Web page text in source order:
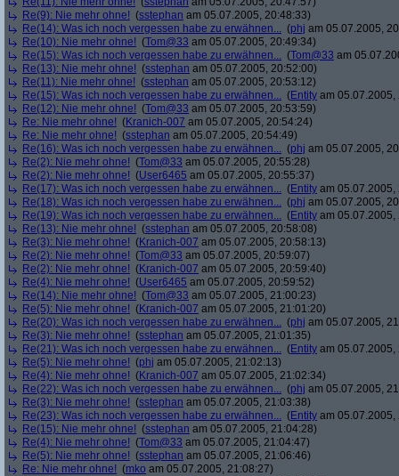
Re(9): Nie mehr ohne! (sstephan am 05.07.2005, 20:48:33)
Re(14): Was ich noch vergessen habe zu erwähnen... (phj am 05.07.2005,
Re(10): Nie mehr ohne! (Tom@33 am 05.07.2005, 20:49:34)
Re(15): Was ich noch vergessen habe zu erwähnen... (Tom@33 am
Re(13): Nie mehr ohne! (sstephan am 05.07.2005, 20:52:00)
Re(11): Nie mehr ohne! (sstephan am 05.07.2005, 20:53:12)
Re(15): Was ich noch vergessen habe zu erwähnen... (Entity am 05.07.2005,
Re(12): Nie mehr ohne! (Tom@33 am 05.07.2005, 20:53:59)
Re: Nie mehr ohne! (Kranich-007 am 05.07.2005, 20:54:24)
Re: Nie mehr ohne! (sstephan am 05.07.2005, 20:54:49)
Re(16): Was ich noch vergessen habe zu erwähnen... (phj am 05.07.2005,
Re(2): Nie mehr ohne! (Tom@33 am 05.07.2005, 20:55:28)
Re(2): Nie mehr ohne! (User6465 am 05.07.2005, 20:55:37)
Re(17): Was ich noch vergessen habe zu erwähnen... (Entity am 05.07.2005,
Re(18): Was ich noch vergessen habe zu erwähnen... (phj am 05.07.2005,
Re(19): Was ich noch vergessen habe zu erwähnen... (Entity am 05.07.2005,
Re(13): Nie mehr ohne! (sstephan am 05.07.2005, 20:58:08)
Re(3): Nie mehr ohne! (Kranich-007 am 05.07.2005, 20:58:13)
Re(2): Nie mehr ohne! (Tom@33 am 05.07.2005, 20:59:07)
Re(2): Nie mehr ohne! (Kranich-007 am 05.07.2005, 20:59:40)
Re(4): Nie mehr ohne! (User6465 am 05.07.2005, 20:59:52)
Re(14): Nie mehr ohne! (Tom@33 am 05.07.2005, 21:00:23)
Re(5): Nie mehr ohne! (Kranich-007 am 05.07.2005, 21:01:20)
Re(20): Was ich noch vergessen habe zu erwähnen... (phj am 05.07.2005,
Re(3): Nie mehr ohne! (sstephan am 05.07.2005, 21:01:35)
Re(21): Was ich noch vergessen habe zu erwähnen... (Entity am 05.07.2005,
Re(5): Nie mehr ohne! (phj am 05.07.2005, 21:02:13)
Re(4): Nie mehr ohne! (Kranich-007 am 05.07.2005, 21:02:34)
Re(22): Was ich noch vergessen habe zu erwähnen... (phj am 05.07.2005,
Re(3): Nie mehr ohne! (sstephan am 05.07.2005, 21:03:38)
Re(23): Was ich noch vergessen habe zu erwähnen... (Entity am 05.07.2005,
Re(15): Nie mehr ohne! (sstephan am 05.07.2005, 21:04:28)
Re(4): Nie mehr ohne! (Tom@33 am 05.07.2005, 21:04:47)
Re(5): Nie mehr ohne! (sstephan am 05.07.2005, 21:06:46)
Re: Nie mehr ohne! (mko am 05.07.2005, 21:08:27)